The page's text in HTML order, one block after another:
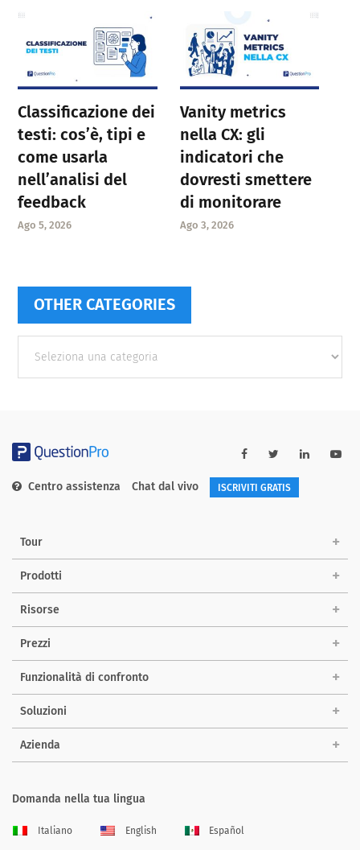
Classificazione dei
testi: cos’è, tipi e
come usarla
nell’analisi del
feedback
Ago 5, 2026
Vanity metrics
nella CX: gli
indicatori che
dovresti smettere
di monitorare
Ago 3, 2026
OTHER CATEGORIES
categories
Centro assistenza Chat dal vivo ISCRIVITI GRATIS
Tour
Prodotti
Risorse
Prezzi
Funzionalità di confronto
Soluzioni
Azienda
Domanda nella tua lingua
Italiano English Español